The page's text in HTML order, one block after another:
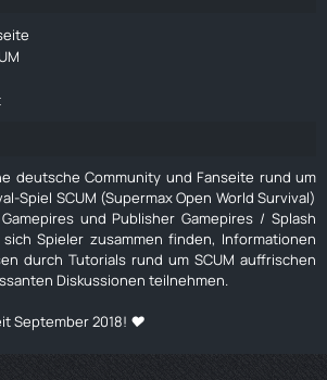
deutsche Community und Fanseite rund um
Spiel SCUM (Supermax Open World Survival)
und Publisher Gamepires / Splash
Spieler zusammen finden, Informationen
durch Tutorials rund um SCUM auffrischen
Diskussionen teilnehmen.
September 2018! ❤️